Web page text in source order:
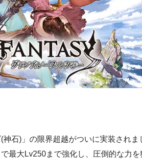
石)」の限界超越がついに実装されま
最大Lv250まで強化し、圧倒的な力を